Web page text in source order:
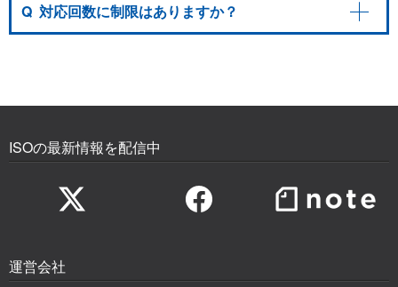
Q 対応回数に制限はありますか？
ISOの最新情報を配信中
運営会社